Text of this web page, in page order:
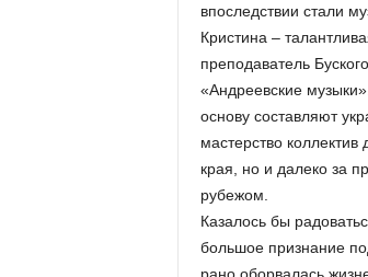
впоследствии стали
Кристина –
преподаватель
«Андреевские
основу составляют
мастерство
края, но и далеко за
рубежом.
Казалось бы
большое признание